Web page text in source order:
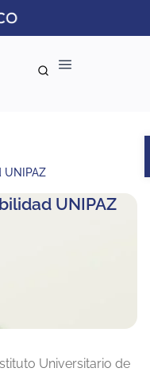
UNIPAZ
Universitario de